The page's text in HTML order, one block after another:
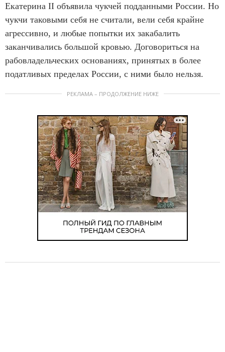
Екатерина II объявила чукчей подданными России. Но
чукчи таковыми себя не считали, вели себя крайне
агрессивно, и любые попытки их закабалить
заканчивались большой кровью. Договориться на
рабовладельческих основаниях, принятых в более
податливых пределах России, с ними было нельзя.
РЕКЛАМА – ПРОДОЛЖЕНИЕ НИЖЕ